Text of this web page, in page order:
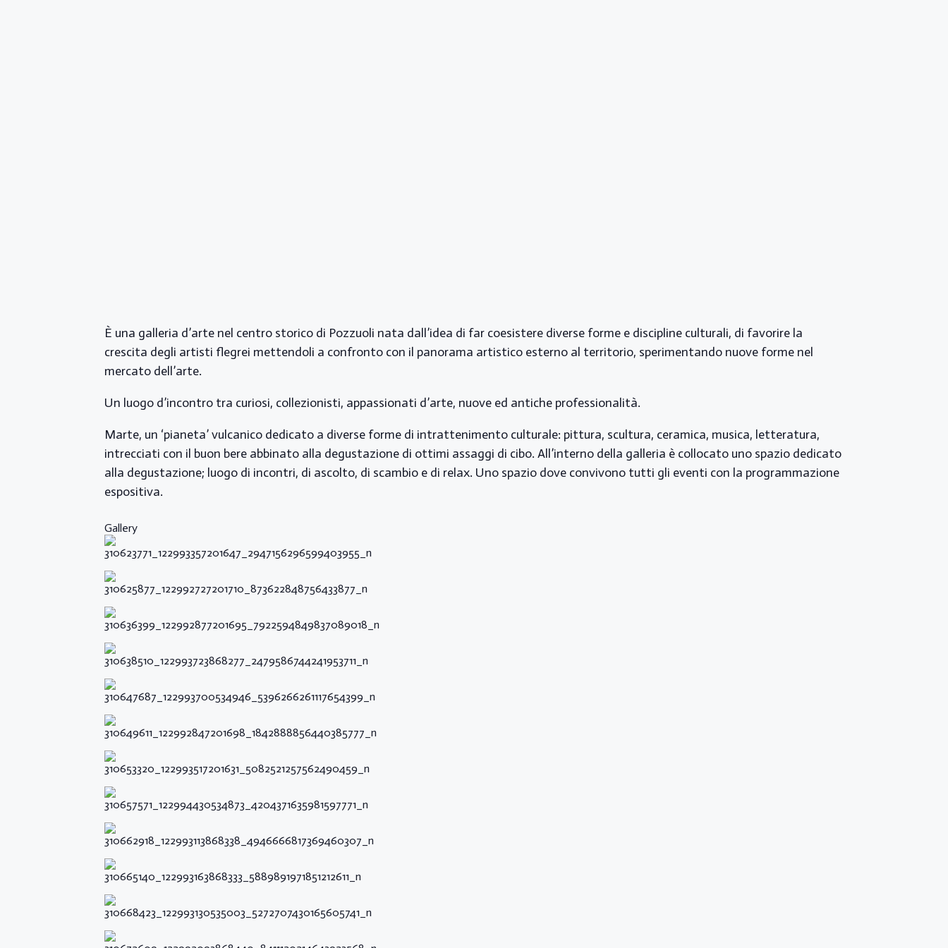
È una galleria d’arte nel centro storico di Pozzuoli nata dall’idea di far coesistere diverse forme e discipline culturali, di favorire la
crescita degli artisti flegrei mettendoli a confronto con il panorama artistico esterno al territorio, sperimentando nuove forme nel
mercato dell’arte.
Un luogo d’incontro tra curiosi, collezionisti, appassionati d’arte, nuove ed antiche professionalità.
Marte, un ‘pianeta’ vulcanico dedicato a diverse forme di intrattenimento culturale: pittura, scultura, ceramica, musica, letteratura,
intrecciati con il buon bere abbinato alla degustazione di ottimi assaggi di cibo. All’interno della galleria è collocato uno spazio dedicato
alla degustazione; luogo di incontri, di ascolto, di scambio e di relax. Uno spazio dove convivono tutti gli eventi con la programmazione
espositiva.
Gallery